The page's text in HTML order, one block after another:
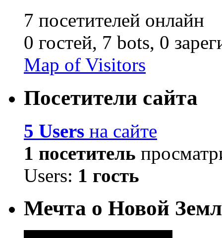
7 посетителей онлайн
0 гостей, 7 bots, 0
Map of Visitors
Посетители сайта
5 Users на сайте
1 посетитель
Users: 1 гость
Мечта о Новой